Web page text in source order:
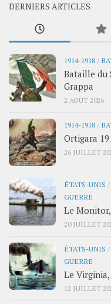
DERNIERS ARTICLES
1914-1918/
Bataille du
Grappa
2 AOÛT 2026
1914-1918/
Ortigara
26 JUILLET
ÉTATS-UNIS /
GUERRE
Le
20 JUILLET
ÉTATS-UNIS /
GUERRE
Le
12 JUILLET